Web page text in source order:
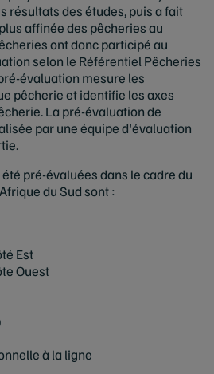
résultats des études, puis a fait
affinée des pêcheries au
ont donc participé au
selon le Référentiel Pêcheries
évaluation mesure les
pêcherie et identifie les axes
La pré-évaluation de
par une équipe d'évaluation
pré-évaluées dans le cadre du
du Sud sont :
Est
Ouest
à la ligne